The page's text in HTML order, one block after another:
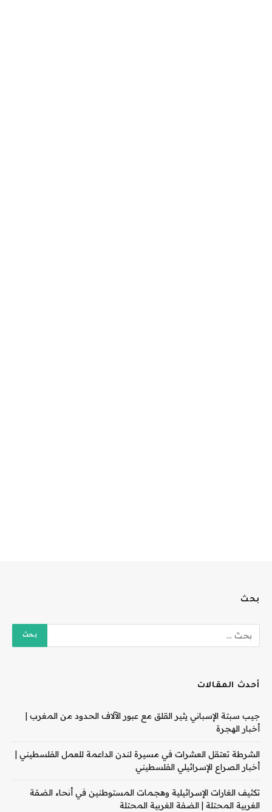
بحث
أحدث المقالات
جيب سبتة الإسباني يثير القلق مع عبور الآلاف الحدود من المغرب |
أخبار الهجرة
الشرطة تعتقل العشرات في مسيرة لندن الداعمة للعمل الفلسطيني |
أخبار الصراع الإسرائيلي الفلسطيني
تكثيف الغارات الإسرائيلية وهجمات المستوطنين في أنحاء الضفة
الغربية المحتلة | الضفة الغربية المحتلة